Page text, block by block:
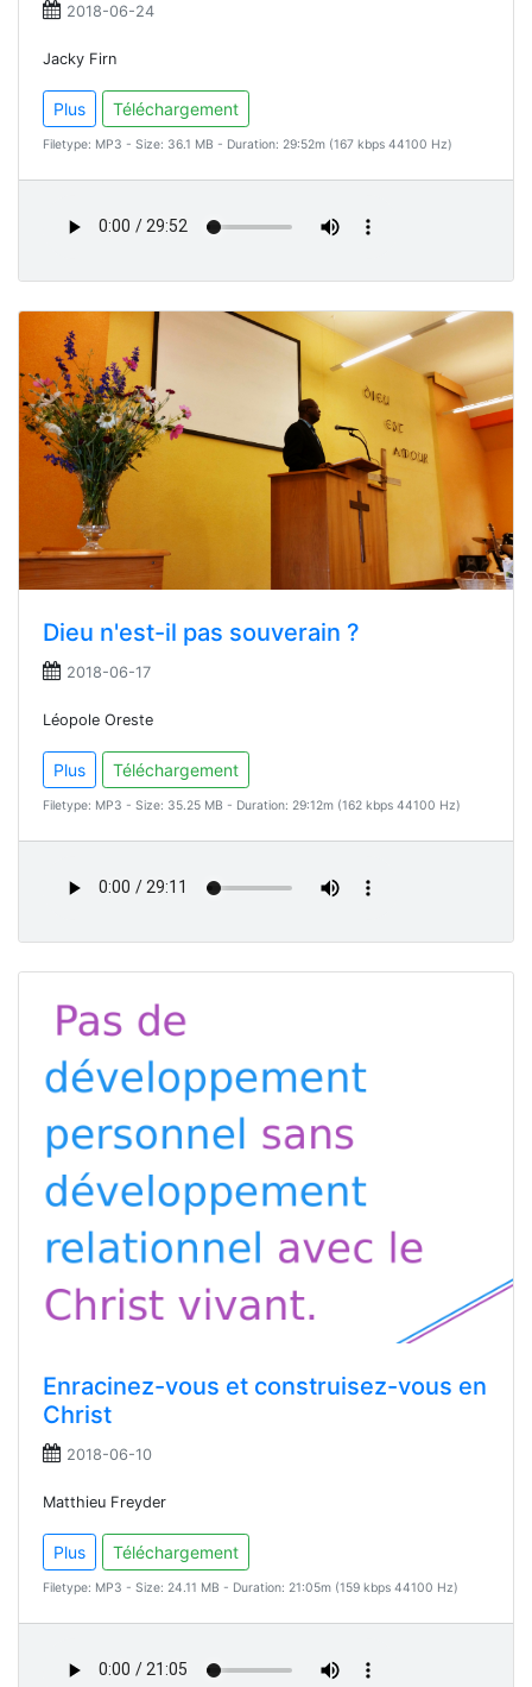
2018-06-24
Jacky Firn
Plus Téléchargement
Filetype: MP3 - Size: 36.1 MB - Duration: 29:52m (167 kbps 44100 Hz)
Dieu n'est-il pas souverain ?
2018-06-17
Léopole Oreste
Plus Téléchargement
Filetype: MP3 - Size: 35.25 MB - Duration: 29:12m (162 kbps 44100 Hz)
Enracinez-vous et construisez-vous en
Christ
2018-06-10
Matthieu Freyder
Plus Téléchargement
Filetype: MP3 - Size: 24.11 MB - Duration: 21:05m (159 kbps 44100 Hz)